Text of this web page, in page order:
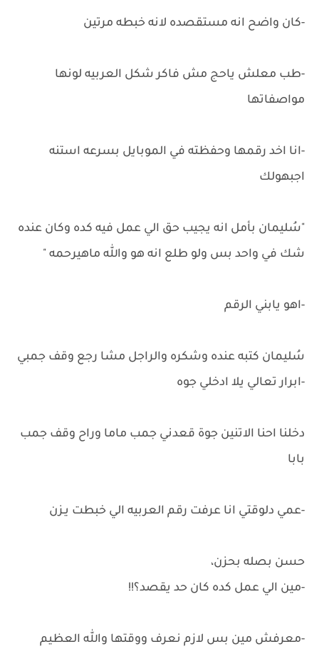
-كان واضح انه مستقصده لانه خبطه مرتين
-طب معلش ياحج مش فاكر شكل العربيه لونها
مواصفاتها
-انا اخد رقمها وحفظته في الموبايل بسرعه استنه
اجبهولك
"سُليمان بأمل انه يجيب حق الي عمل فيه كده وكان عنده
شك في واحد بس ولو طلع انه هو والله ماهيرحمه "
-اهو يابني الرقم
سُليمان كتبه عنده وشكره والراجل مشا رجع وقف جمبي
-ابرار تعالي يلا ادخلي جوه
دخلنا احنا الاتنين جوة قعدني جمب ماما وراح وقف جمب
بابا
-عمي دلوقتي انا عرفت رقم العربيه الي خبطت يـزن
حسن بصله بحزن،
-مين الي عمل كده كان حد يقصد؟!!
-معرفش مين بس لازم نعرف ووقتها والله العظيم